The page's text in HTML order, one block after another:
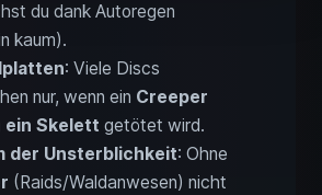
du dank Autoregen
kaum).
: Viele Discs
nur, wenn ein Creeper
ein Skelett getötet wird.
der Unsterblichkeit: Ohne
(Raids/Waldanwesen) nicht